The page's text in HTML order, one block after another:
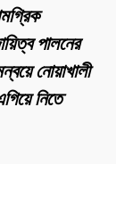
পালনের
নোয়াখালী
নিতে